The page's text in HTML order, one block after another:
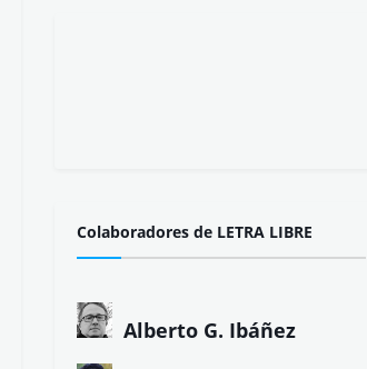
Colaboradores de LETRA LIBRE
Alberto G. Ibáñez